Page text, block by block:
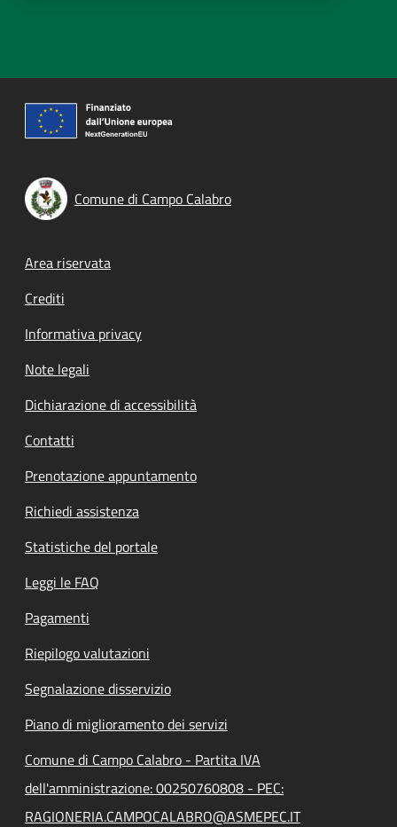
Comune di Campo Calabro
Footer menu
Area riservata
Crediti
Informativa privacy
Note legali
Dichiarazione di accessibilità
Contatti
Prenotazione appuntamento
Richiedi assistenza
Statistiche del portale
Leggi le FAQ
Pagamenti
Riepilogo valutazioni
Segnalazione disservizio
Piano di miglioramento dei servizi
Comune di Campo Calabro - Partita IVA
dell'amministrazione: 00250760808 - PEC:
RAGIONERIA.CAMPOCALABRO@ASMEPEC.IT